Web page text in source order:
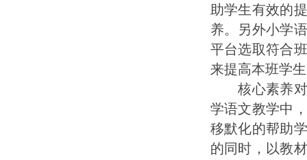
助学生有效的
养。另外小学
平台选取符合
来提高本班学
核心素养对
学语文教学中
移默化的帮助
的同时，以教